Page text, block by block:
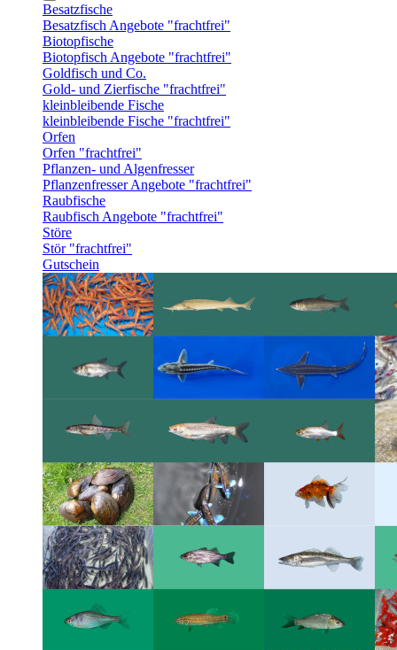
Besatzfische
Besatzfisch Angebote "frachtfrei"
Biotopfische
Biotopfisch Angebote "frachtfrei"
Goldfisch und Co.
Gold- und Zierfische "frachtfrei"
kleinbleibende Fische
kleinbleibende Fische "frachtfrei"
Orfen
Orfen "frachtfrei"
Pflanzen- und Algenfresser
Pflanzenfresser Angebote "frachtfrei"
Raubfische
Raubfisch Angebote "frachtfrei"
Störe
Stör "frachtfrei"
Gutschein